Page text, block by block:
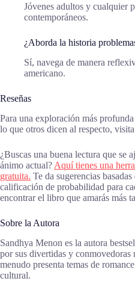
Jóvenes adultos y cualquier
contemporáneos.
¿Aborda la historia
Sí, navega de manera
americano.
Reseñas
Para una exploración más
lo que otros dicen al respecto,
¿Buscas una buena lectura que se
ánimo actual? Aquí tienes una
gratuita. Te da sugerencias
calificación de probabilidad para
encontrar el libro que amarás más
Sobre la Autora
Sandhya Menon es la autora
por sus divertidas y conmovedoras
menudo presenta temas de
cultural.